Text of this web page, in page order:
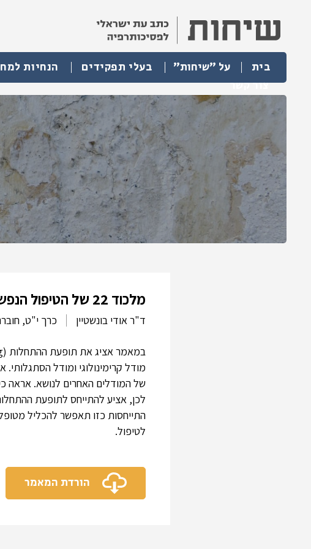
בית על "שיחות" בעלי תפקידים הנחיות
צור קשר
מלכוד 22 של הטיפול הנפשי ? מבט על תופעת ההתחלות
ד"ר אודי בונשטיין כרך י"ט, חוברת
לכן, אציע להתייחס לתופעת
התייחסות כזו תאפשר להכליל
לטיפול.
הורדת המאמר